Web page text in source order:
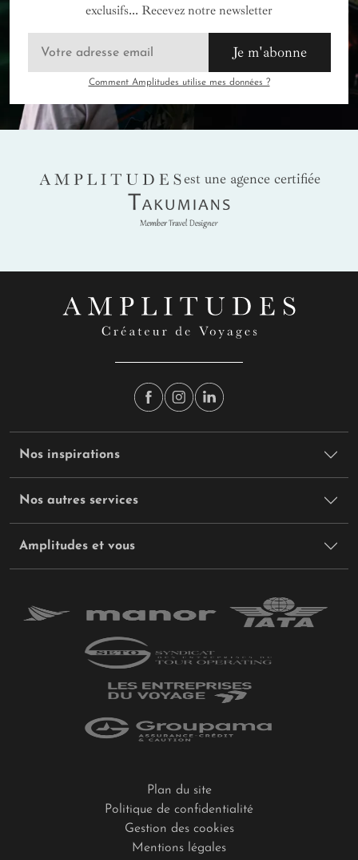
exclusifs... Recevez notre newsletter
Je m'abonne
Comment Amplitudes utilise mes données ?
AMPLITUDES
est une agence certifiée
Takumians
Nos inspirations
Nos autres services
Amplitudes et vous
Plan du site
Politique de confidentialité
Gestion des cookies
Mentions légales